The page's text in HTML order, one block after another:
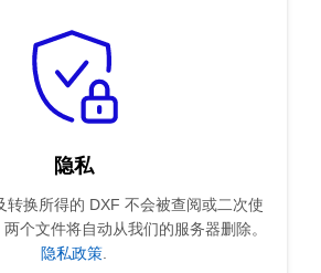
隐私
转换所得的 DXF 不会被查阅或二次使
个文件将自动从我们的服务器删除。
隐私政策